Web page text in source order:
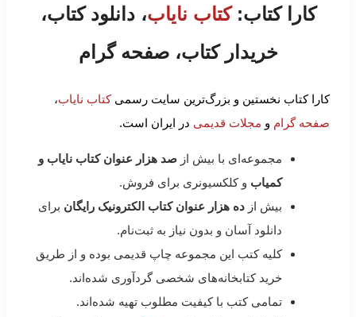
کارا کتاب:کتاب نایاب، دانلود کتاب،
خریدار کتاب، صفحه گرام
کارا کتاب نخستین و بزرگ‌ترین سایت رسمیکتاب نایاب،
صفحه گرام و مجلات قدیمی در ایران است.
مجموعه‌ای با بیش از صد هزار عنوان کتاب نایاب و
کمیاب و کلکسیونری برای فروش.
بیش از ده هزار عنوان کتاب الکترونیک رایگان برای
دانلود آسان و بدون نیاز به ثبت‌نام.
کلیه کتب این مجموعه چاپ قدیمی بوده و از طریق
خرید کتابخانه‌های شخصی گردآوری شده‌اند.
تمامی کتب با کیفیت مطلوب تهیه شده‌اند.